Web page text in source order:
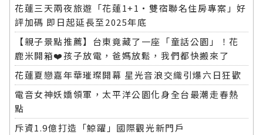
花蓮三天兩夜旅遊「花蓮1+1‧雙宿聯名住房專案」好
評加碼 即日起延長至2025年底
【親子景點推薦】台東竟藏了一座「童話公園」！花
鹿米開箱❤️孩子放電，爸媽放鬆，我們都快搬來了
花蓮夏戀嘉年華璀璨開幕 星光音浪交織引爆六日狂歡
電音女神妖嬌領軍，太平洋公園化身全台最潮走春熱
點
斥資1.9億打造「鯨躍」國際觀光新門戶